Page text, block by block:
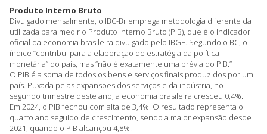
Produto Interno Bruto
Divulgado mensalmente, o IBC-Br emprega metodologia diferente da
utilizada para medir o Produto Interno Bruto (PIB), que é o indicador
oficial da economia brasileira divulgado pelo IBGE. Segundo o BC, o
índice “contribui para a elaboração de estratégia da política
monetária” do país, mas “não é exatamente uma prévia do PIB.”
O PIB é a soma de todos os bens e serviços finais produzidos por um
país. Puxada pelas expansões dos serviços e da indústria, no
segundo trimestre deste ano, a economia brasileira cresceu 0,4%.
Em 2024, o PIB fechou com alta de 3,4%. O resultado representa o
quarto ano seguido de crescimento, sendo a maior expansão desde
2021, quando o PIB alcançou 4,8%.